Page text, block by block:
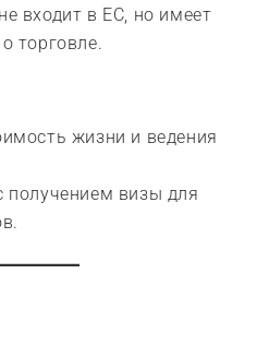
входит в ЕС, но имеет
торговле.
жизни и ведения
получением визы для